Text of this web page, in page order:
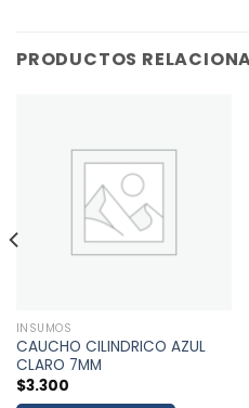
PRODUCTOS
INSUMOS
CAUCHO CILINDRICO AZUL
CLARO 7MM
$3.300